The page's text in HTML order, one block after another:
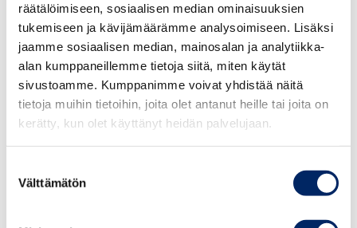
räätälöimiseen, sosiaalisen median ominaisuuksien
tukemiseen ja kävijämäärämme analysoimiseen. Lisäksi
jaamme sosiaalisen median, mainosalan ja analytiikka-
alan kumppaneillemme tietoja siitä, miten käytät
sivustoamme. Kumppanimme voivat yhdistää näitä
tietoja muihin tietoihin, joita olet antanut heille tai joita on
kerätty, kun olet käyttänyt heidän palvelujaan.
valinta
Välttämätön
huolehtimisellatarkoitetaan muun muassa sitä, että
isännöitsijä ylläpitää osaamistaan kiinteistötoimialan
lainsäädännöstä ja normeista sekä jakaa saamaansa
tietoa yrityksessä.
Isännöinnin eettisten ohjeiden 11. kohdan mukaan
isännöintialan muiden toimijoiden kunnioittamisella ja
isännöintiyritys hoitaa isännöinnin vaihtotilanteet
yhteistyössä ja ammattimaisesti, eikä aiheuta haittaa